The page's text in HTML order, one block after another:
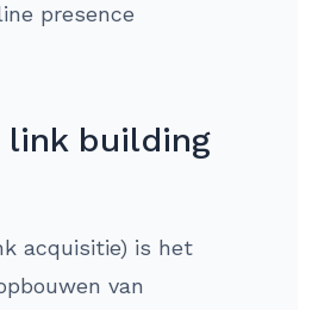
presence
link building
acquisitie) is het
van